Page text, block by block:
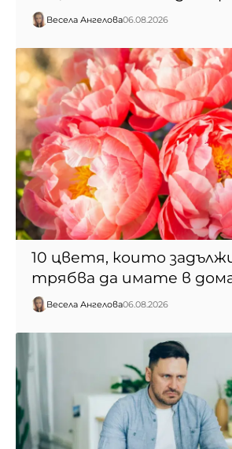
Весела Ангелова06.08.2026
10 цветя, които
трябва да имате в
Весела Ангелова06.08.2026